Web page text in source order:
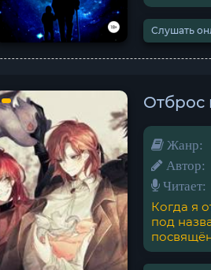
Слушать
Отброс
Жанр:
Автор:
Читает:
Когда я
под